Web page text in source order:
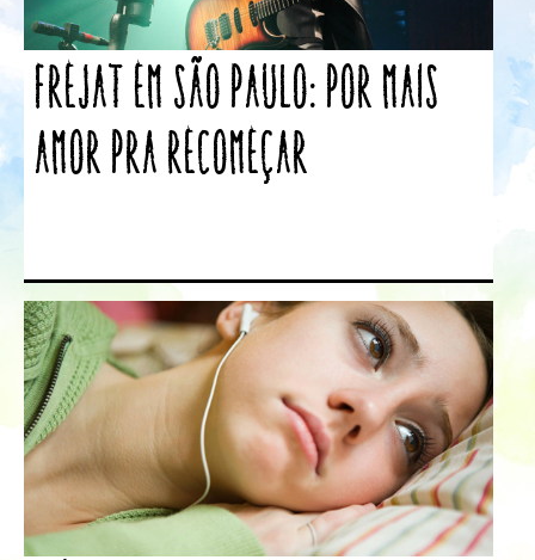
Frejat em São Paulo: Por mais
amor pra recomeçar